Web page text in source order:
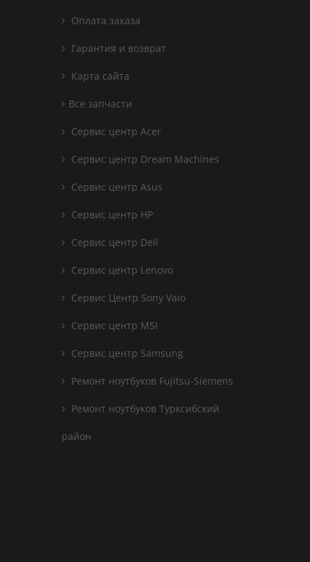
Оплата заказа
Гарантия и возврат
Карта сайта
Все запчасти
Сервис центр Acer
Сервис центр Dream Machines
Сервис центр Asus
Сервис центр HP
Сервис центр Dell
Сервис центр Lenovo
Сервис Центр Sony Vaio
Сервис центр MSI
Сервис центр Samsung
Ремонт ноутбуков Fujitsu-Siemens
Ремонт ноутбуков Турксибский
район